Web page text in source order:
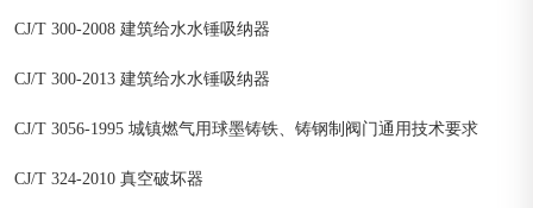
CJ/T 300-2008 建筑给水水锤吸纳器
CJ/T 300-2013 建筑给水水锤吸纳器
CJ/T 3056-1995 城镇燃气用球墨铸铁、铸钢制阀门通用技术要求
CJ/T 324-2010 真空破坏器